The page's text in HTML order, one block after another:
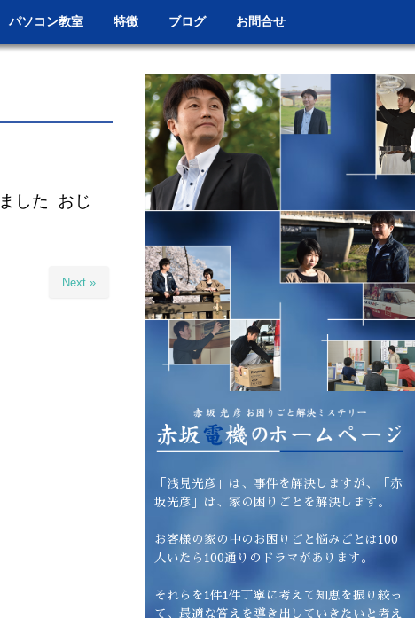
パソコン教室 特徴 ブログ お問合せ
した おじ
Next »
「浅見光彦」は、事件を解決しますが、「赤
坂光彦」は、家の困りごとを解決します。
お客様の家の中のお困りごと悩みごとは100
人いたら100通りのドラマがあります。
それらを1件1件丁寧に考えて知恵を振り絞っ
て、最適な答えを導き出していきたいと考え